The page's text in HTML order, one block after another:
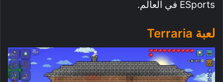
ESports في العالم.
لعبة Terraria